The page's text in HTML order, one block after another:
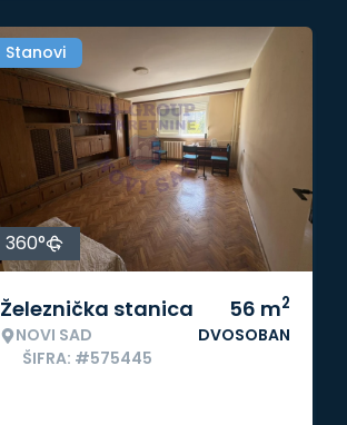
Stanovi
360°
Železnička stanica
NOVI SAD
ŠIFRA: #575445
56 m2
DVOSOBAN